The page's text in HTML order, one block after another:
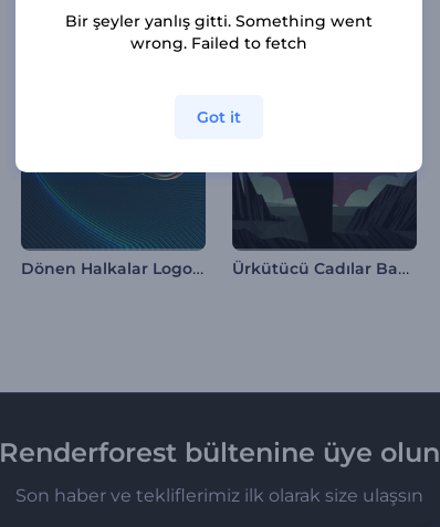
Dönen Halkalar Logo Gösterimi Ürkütücü Cadılar Bayramı Giriş Videosu
Renderforest bültenine üye olun
Son haber ve tekliflerimiz ilk olarak size ulaşsın
Bir şeyler yanlış gitti. Something went
wrong. Failed to fetch
Got it